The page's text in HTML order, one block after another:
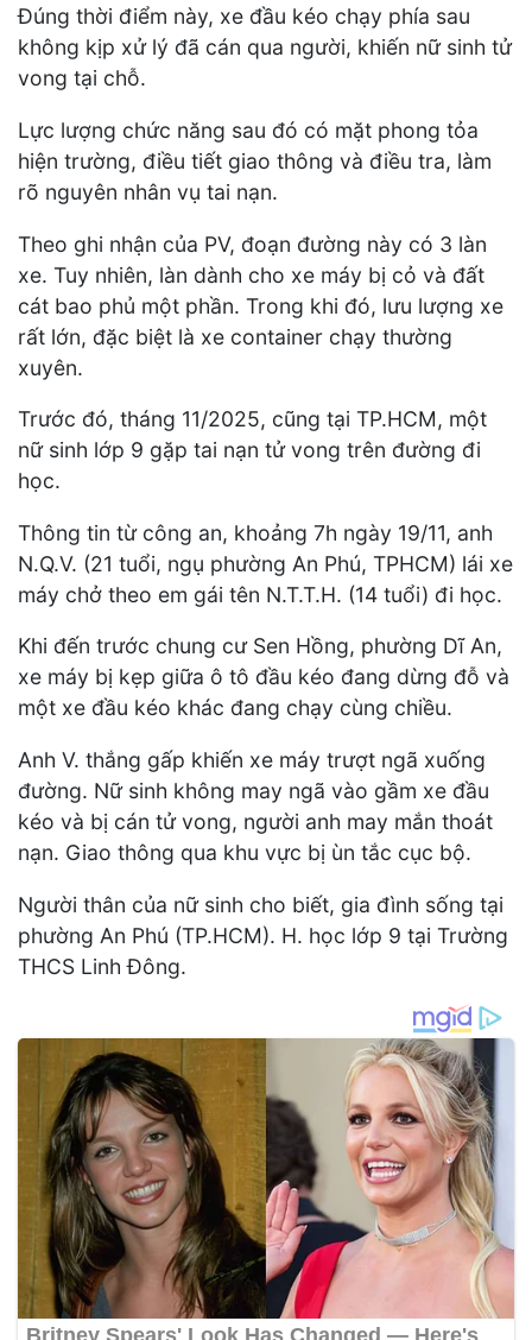
Đúng thời điểm này, xe đầu kéo chạy phía sau
không kịp xử lý đã cán qua người, khiến nữ sinh tử
vong tại chỗ.
Lực lượng chức năng sau đó có mặt phong tỏa
hiện trường, điều tiết giao thông và điều tra, làm
rõ nguyên nhân vụ tai nạn.
Theo ghi nhận của PV, đoạn đường này có 3 làn
xe. Tuy nhiên, làn dành cho xe máy bị cỏ và đất
cát bao phủ một phần. Trong khi đó, lưu lượng xe
rất lớn, đặc biệt là xe container chạy thường
xuyên.
Trước đó, tháng 11/2025, cũng tại TP.HCM, một
nữ sinh lớp 9 gặp tai nạn tử vong trên đường đi
học.
Thông tin từ công an, khoảng 7h ngày 19/11, anh
N.Q.V. (21 tuổi, ngụ phường An Phú, TPHCM) lái xe
máy chở theo em gái tên N.T.T.H. (14 tuổi) đi học.
Khi đến trước chung cư Sen Hồng, phường Dĩ An,
xe máy bị kẹp giữa ô tô đầu kéo đang dừng đỗ và
một xe đầu kéo khác đang chạy cùng chiều.
Anh V. thắng gấp khiến xe máy trượt ngã xuống
đường. Nữ sinh không may ngã vào gầm xe đầu
kéo và bị cán tử vong, người anh may mắn thoát
nạn. Giao thông qua khu vực bị ùn tắc cục bộ.
Người thân của nữ sinh cho biết, gia đình sống tại
phường An Phú (TP.HCM). H. học lớp 9 tại Trường
THCS Linh Đông.